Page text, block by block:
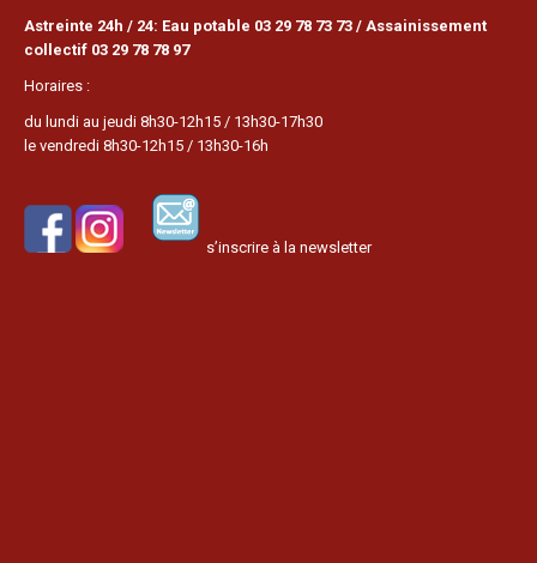
Astreinte 24h / 24: Eau potable 03 29 78 73 73 / Assainissement
collectif 03 29 78 78 97
Horaires :
du lundi au jeudi 8h30-12h15 / 13h30-17h30
le vendredi 8h30-12h15 / 13h30-16h
s’inscrire à la newsletter